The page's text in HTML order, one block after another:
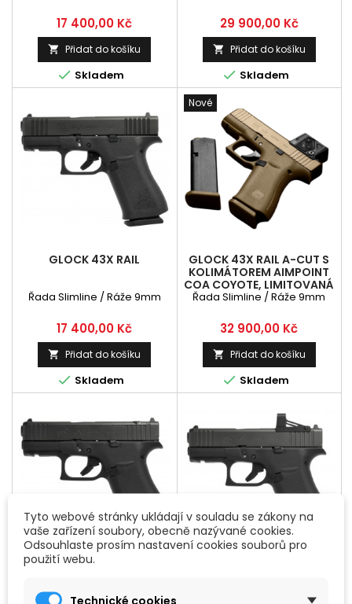
Cena
17 400,00 Kč
 Přidat do košíku
 Skladem
Cena
29 900,00 Kč
 Přidat do košíku
 Skladem
GLOCK 43X RAIL
Řada Slimline / Ráže 9mm
Cena
17 400,00 Kč
 Přidat do košíku
 Skladem
Nové
GLOCK 43X RAIL A-CUT S
KOLIMÁTOREM AIMPOINT
COA COYOTE, LIMITOVANÁ
EDICE
Řada Slimline / Ráže 9mm
Cena
32 900,00 Kč
 Přidat do košíku
 Skladem
GLOCK 43X RAIL MOS
Tyto webové stránky ukládají v souladu se zákony na
vaše zařízení soubory, obecně nazývané cookies.
Odsouhlaste prosím nastavení cookies souborů pro
použití webu.
Technické cookies